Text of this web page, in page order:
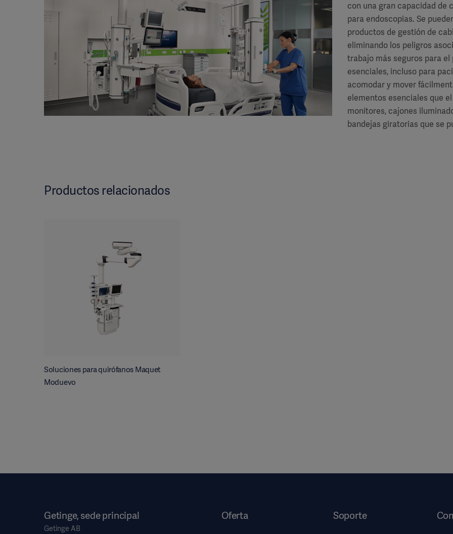
con una gran capacidad de
para endoscopias. Se
productos de gestión de
eliminando los peligros
trabajo más seguros para
esenciales, incluso para
acomodar y mover
elementos esenciales que
monitores, cajones
bandejas giratorias que se
Productos relacionados
Soluciones para quirófanos Maquet
Moduevo
Getinge, sede principal
Getinge AB
Oferta Soporte